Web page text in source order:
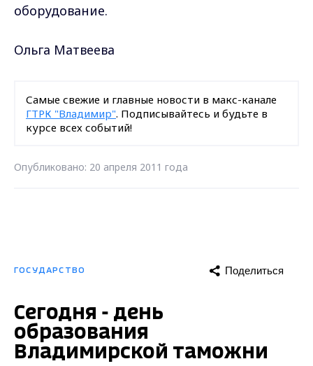
оборудование.
Ольга Матвеева
Самые свежие и главные новости в макс-канале
ГТРК "Владимир". Подписывайтесь и будьте в
курсе всех событий!
Опубликовано: 20 апреля 2011 года
ГОСУДАРСТВО Поделиться
Сегодня - день
образования
Владимирской таможни